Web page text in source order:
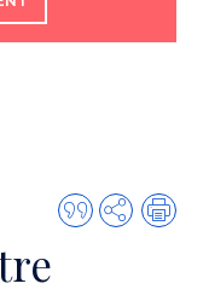
Citer
cette
Partager